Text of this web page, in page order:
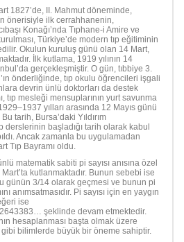
1827’de, II. Mahmut döneminde,
önerisiyle ilk cerrahhanenin,
Konağı’nda Tıphane-i Amire ve
Türkiye’de modern tıp eğitiminin
Okulun kuruluş günü olan 14 Mart,
İlk kutlama, 1919 yılının 14
gerçekleşmiştir. O gün, tıbbiye 3.
önderliğinde, tıp okulu öğrencileri işgali
devrin ünlü doktorları da destek
tıp mesleği mensuplarının yurt savunma
yılları arasında 12 Mayıs günü
tarih, Bursa’daki Yıldırım
derslerinin başladığı tarih olarak kabul
Ancak zamanla bu uygulamadan
Tıp Bayramı oldu.
matematik sabiti pi sayısı anısına özel
kutlanmaktadır. Bunun sebebi ise
günün 3/14 olarak geçmesi ve bunun pi
anımsatmasıdır. Pi sayısı için en yaygın
ise
şeklinde devam etmektedir.
hesaplanması başta olmak üzere
bilimlerde büyük bir öneme sahiptir.